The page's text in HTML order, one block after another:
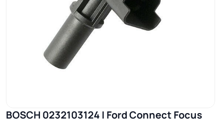
BOSCH 0232103124 | Ford Connect Focus